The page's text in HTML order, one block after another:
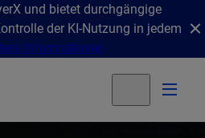
und bietet durchgängige
der KI-Nutzung in jedem
Informationen